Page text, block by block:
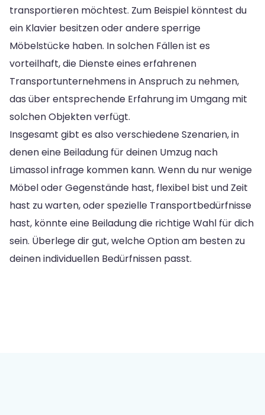
transportieren möchtest. Zum Beispiel könntest du
ein Klavier besitzen oder andere sperrige
Möbelstücke haben. In solchen Fällen ist es
vorteilhaft, die Dienste eines erfahrenen
Transportunternehmens in Anspruch zu nehmen,
das über entsprechende Erfahrung im Umgang mit
solchen Objekten verfügt.
Insgesamt gibt es also verschiedene Szenarien, in
denen eine Beiladung für deinen Umzug nach
Limassol infrage kommen kann. Wenn du nur wenige
Möbel oder Gegenstände hast, flexibel bist und Zeit
hast zu warten, oder spezielle Transportbedürfnisse
hast, könnte eine Beiladung die richtige Wahl für dich
sein. Überlege dir gut, welche Option am besten zu
deinen individuellen Bedürfnissen passt.